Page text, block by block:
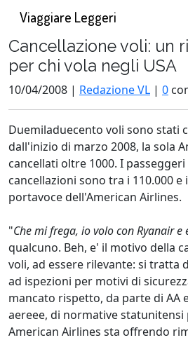
Viaggiare Leggeri
Cancellazione voli: un
per chi vola negli USA
10/04/2008 | Redazione VL | 0
Duemiladuecento voli sono stati
dall'inizio di marzo 2008, la sola
cancellati oltre 1000. I
cancellazioni sono tra i 110.000 e
portavoce dell'American Airlines.
"Che mi frega, io volo con Ryanair e
qualcuno. Beh, e' il motivo della
voli, ad essere rilevante: si tratta
ad ispezioni per motivi di
mancato rispetto, da parte di AA
aereee, di normative statunitensi
American Airlines sta offrendo